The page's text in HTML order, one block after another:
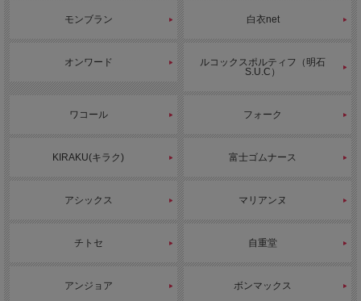
2025/10/23 着脱時にメイクや髪型の崩れが気にならない、ファスナ
ー開きのスクラブ。繊細な配色づかいが上品な印象です。
2025/10/22 ウエスト位置を高くし、足長効果が期待できる肌触りの
良いエステ、クリニック用ワンピースです。
2025/10/21 スポーティーでアクティブな印象を与えるかっこいい女
性用スクラブです。
2025/10/20 ナガイレーベンの男女兼用フロントファスナースクラ
ブ。豊富なカラーバリエーション。
2025/10/17 背面全面を通気性・吸汗・速乾性の高いニット素材を採
2025/10/16 伸縮性抜群の生地を使用した男女兼用スクラブ。ホワイ
トのカラーにビビッドなライン使いがフレッシュな印象。
2025/10/15 オンワードの女性用スクラブです。隠しファスナーでフ
2025/10/14 リーズナブルな価格と多彩なカラーバリエーションで
モンブラン 白衣net
オンワード
ルコックスポルティフ（明石
S.U.C）
ワコール フォーク
KIRAKU(キラク) 富士ゴムナース
アシックス マリアンヌ
チトセ 自重堂
アンジョア ボンマックス